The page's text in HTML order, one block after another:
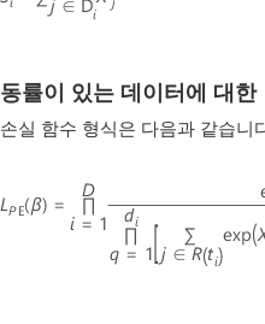
동률이 있는 데이터에 대
손실 함수 형식은 다음과 같습니